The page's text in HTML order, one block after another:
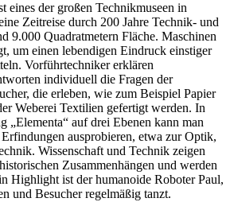
der großen Technikmuseen in
Zeitreise durch 200 Jahre Technik- und
9.000 Quadratmetern Fläche. Maschinen
um einen lebendigen Eindruck einstiger
Vorführtechniker erklären
individuell die Fragen der
die erleben, wie zum Beispiel Papier
Weberei Textilien gefertigt werden. In
„Elementa“ auf drei Ebenen kann man
ausprobieren, etwa zur Optik,
Wissenschaft und Technik zeigen
Zusammenhängen und werden
Highlight ist der humanoide Roboter Paul,
und Besucher regelmäßig tanzt.